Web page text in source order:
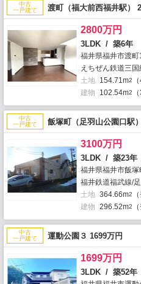
中古
一戸建て
渡町（福大前西福井駅）
2800万円
3LDK / 築6年
福井県福井市渡町
えちぜん鉄道三
土地 154.71m2
建物
102.54m2
中古
一戸建て
飯塚町（足羽山公園口駅
3100万円
3LDK / 築23年
福井県福井市飯塚
福井鉄道福武線/
土地 364.66m2
建物 296.52m2
中古
一戸建て
運動公園３ 1699万円
1699万円
3LDK / 築52年